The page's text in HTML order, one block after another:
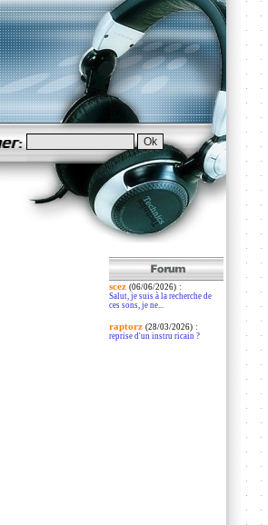
scez (06/06/2026):
Salut, je suis à la recherche de
ces sons, je ne...
raptorz (28/03/2026):
reprise d'un instru ricain ?